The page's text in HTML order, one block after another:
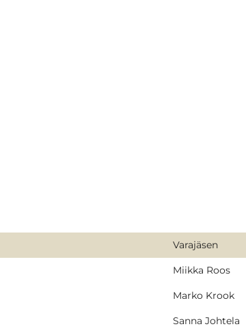
Varajäsen
Miikka Roos
Marko Krook
Sanna Johtela